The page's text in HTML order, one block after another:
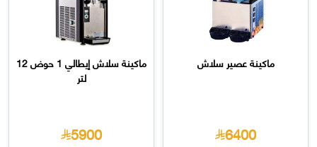
ماكينة عصير سلاش
6400
ماكينة سلاش إيطالي 1 حوض 12
لتر
5900